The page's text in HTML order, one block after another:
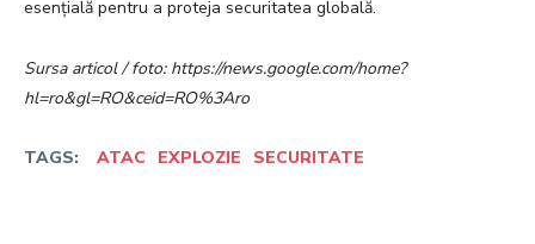
esențială pentru a proteja securitatea globală.
Sursa articol / foto: https://news.google.com/home?
hl=ro&gl=RO&ceid=RO%3Aro
TAGS: ATAC EXPLOZIE SECURITATE